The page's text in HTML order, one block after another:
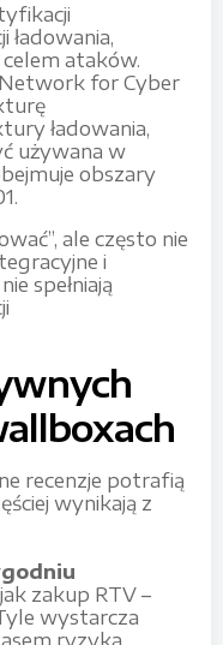
ładowania,
ataków.
for Cyber
ładowania,
używana w
obszary
ale często nie
i
spełniają
recenzje potrafią
wynikają z
zakup RTV –
wystarcza
ryzyka